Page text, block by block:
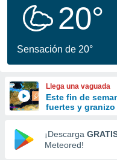
se
calidad.
a este
las
y
forma
digital
basada
20°
Sensación de 20°
Llega una vaguada
Este fin de
fuertes y granizo
¡Descarga
Meteored!